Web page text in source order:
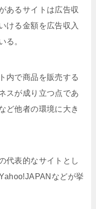
あるサイトは広告収
ける金額を広告収入
る。
内で商品を販売する
スが成り立つ点であ
ど他者の環境に大き
代表的なサイトとし
などが挙